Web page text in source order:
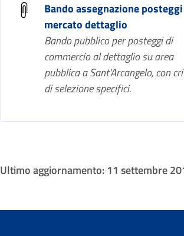
Bando assegnazione posteggi
mercato dettaglio
Bando pubblico per posteggi di
commercio al dettaglio su area
pubblica a Sant'Arcangelo, con
di selezione specifici.
Ultimo aggiornamento:11 settembre